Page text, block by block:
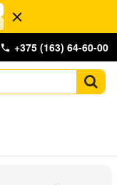
+375 (163) 64-60-00